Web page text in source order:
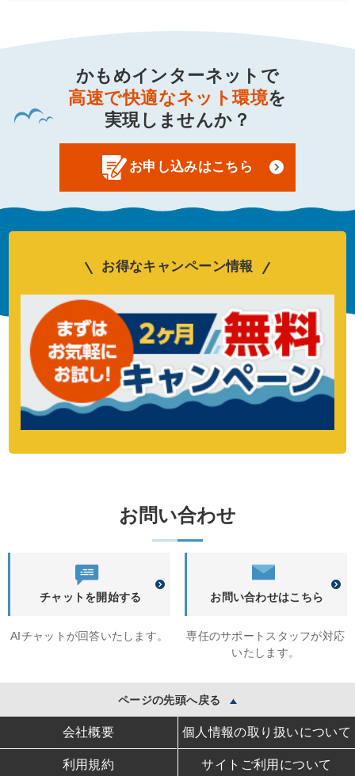
かもめインターネットで
高速で快適なネット環境を
実現しませんか？
お申し込みはこちら
お得なキャンペーン情報
お問い合わせ
チャットを開始する
AIチャットが回答いたします。
お問い合わせはこちら
専任のサポートスタッフが対応
いたします。
ページの先頭へ戻る
会社概要 個人情報の取り扱いについて
利用規約 サイトご利用について